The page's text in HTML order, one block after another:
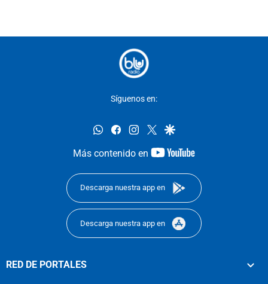
Síguenos en:
whatsappfacebookinstagram
twittergoogle
Más contenido en
youtube-
Descarga nuestra app en
Descarga nuestra app en
RED DE PORTALES